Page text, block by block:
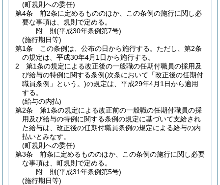
(町規則への委任)
第4条
前2条に定めるもののほか、この条例の施行に関し必
要な事項は、規則で定める。
附 則(平成30年条例第7号)
(施行期日等)
第1条
この条例は、公布の日から施行する。 ただし、第2条
の規定は、平成30年4月1日から施行する。
2
第1条の規定による改正後の一般職の任期付職員の採用及
び給与の特例に関する条例(次条において「改正後の任期付
職員条例」という。)の規定は、平成29年4月1日から適用
する。
(給与の内払)
第2条
第1条の規定による改正前の一般職の任期付職員の採
用及び給与の特例に関する条例の規定に基づいて支給され
た給与は、改正後の任期付職員条例の規定による給与の内
払いとみなす。
(町規則への委任)
第3条
前条に定めるもののほか、この条例の施行に関し必要
な事項は、町規則で定める。
附 則(平成31年条例第5号)
(施行期日等)